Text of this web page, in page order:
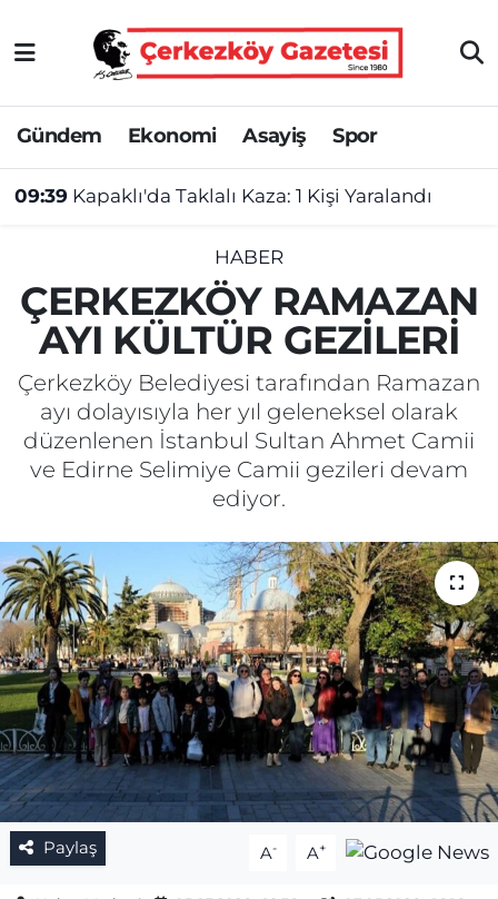
Gündem Ekonomi Asayiş Spor
09:39 Kapaklı'da Taklalı Kaza: 1 Kişi Yaralandı
HABER
ÇERKEZKÖY RAMAZAN
AYI KÜLTÜR GEZİLERİ
Çerkezköy Belediyesi tarafından Ramazan
ayı dolayısıyla her yıl geleneksel olarak
düzenlenen İstanbul Sultan Ahmet Camii
ve Edirne Selimiye Camii gezileri devam
ediyor.
Paylaş A- A+
Asayiş
Ekonomi
Gündem
Kültür&Sanat
Manşet
SAĞLIK
Spor
Gizlilik Sözleşmesi
İletişim
Künye
Topluluk Kuralları
Yayın İlkeleri
Tekirdağ Nöbetçi Eczaneler
Tekirdağ Hava Durumu
Tekirdağ Namaz Vakitleri
Tekirdağ Trafik Yoğunluk Haritası
Süper Lig Puan Durumu ve Fikstür
Tüm Manşetler
Son Dakika Haberleri
Haber Arşivi